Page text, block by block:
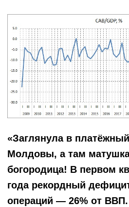
«Заглянула в
Молдовы, а там
богородица! В первом
года рекордный
операций — 26% от